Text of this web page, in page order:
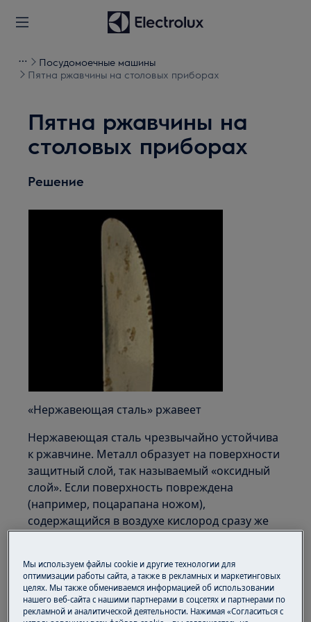
Посудомоечные машины
Пятна ржавчины на столовых приборах
Пятна ржавчины на
столовых приборах
Решение
«Нержавеющая сталь» ржавеет
Нержавеющая сталь чрезвычайно устойчива
к ржавчине. Металл образует на поверхности
защитный слой, так называемый «оксидный
слой». Если поверхность повреждена
(например, поцарапана ножом),
содержащийся в воздухе кислород сразу же
защитный слой, но и препятствуют его
регенерации. К таким веществам относятся
едкие и кислые продукты, например, соль,
Мы используем файлы cookie и другие технологии для
оптимизации работы сайта, а также в рекламных и маркетинговых
целях. Мы также обмениваемся информацией об использовании
нашего веб-сайта с нашими партнерами в соцсетях и партнерами по
рекламной и аналитической деятельности. Нажимая «Согласиться с